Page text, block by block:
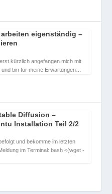
eigenständig –
kürzlich angefangen mich mit
bin für meine Erwartungen…
Diffusion –
Installation Teil 2/2
und bekomme im letzten
im Terminal: bash <(wget -